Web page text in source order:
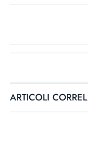
ARTICOLI